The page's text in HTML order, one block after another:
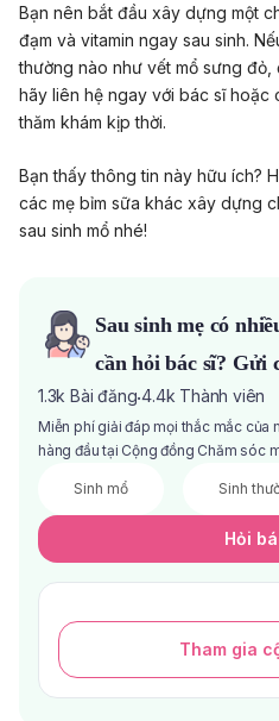
Bạn nên bắt đầu xây dựng một
đạm và vitamin ngay sau sinh.
thường nào như vết mổ sưng đỏ,
hãy liên hệ ngay với bác sĩ hoặc
thăm khám kịp thời.
Bạn thấy thông tin này hữu ích?
các mẹ bỉm sữa khác xây dựng
sau sinh mổ nhé!
Sau sinh mẹ có
cần hỏi bác sĩ? Gửi
1.3k Bài đăng·4.4k Thành viên
Miễn phí giải đáp mọi thắc mắc của
hàng đầu tại Cộng đồng Chăm sóc
Sinh mổ Sinh
Hỏi
Tham gia